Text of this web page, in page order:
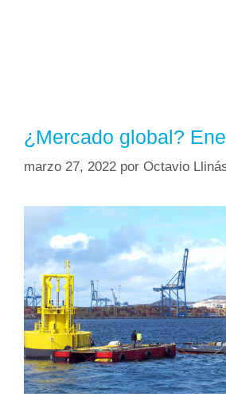
¿Mercado global?
marzo 27, 2022 por Octavio